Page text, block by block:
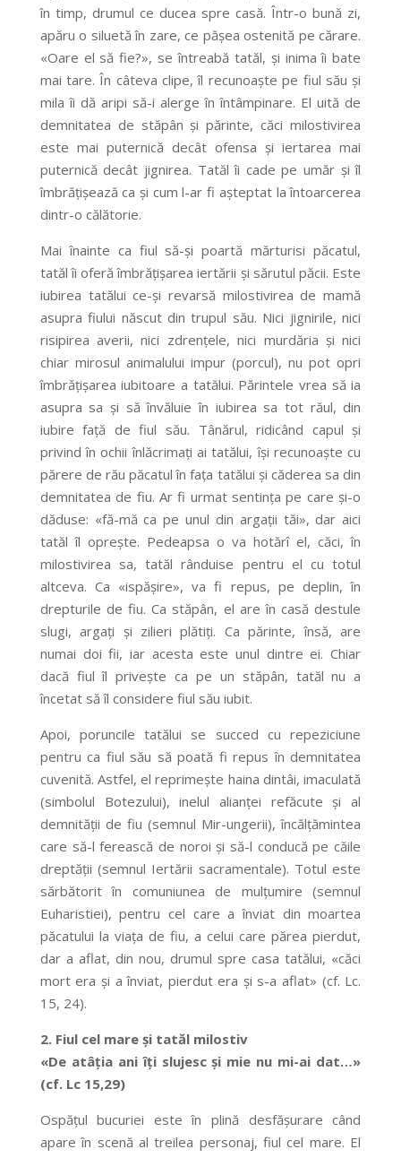
în timp, drumul ce ducea spre casă. Într-o bună zi,
apăru o siluetă în zare, ce pășea ostenită pe cărare.
«Oare el să fie?», se întreabă tatăl, și inima îi bate
mai tare. În câteva clipe, îl recunoaște pe fiul său și
mila îi dă aripi să-i alerge în întâmpinare. El uită de
demnitatea de stăpân și părinte, căci milostivirea
este mai puternică decât ofensa și iertarea mai
puternică decât jignirea. Tatăl îi cade pe umăr și îl
îmbrățișează ca și cum l-ar fi așteptat la întoarcerea
dintr-o călătorie.
Mai înainte ca fiul să-și poartă mărturisi păcatul,
tatăl îi oferă îmbrățișarea iertării și sărutul păcii. Este
iubirea tatălui ce-și revarsă milostivirea de mamă
asupra fiului născut din trupul său. Nici jignirile, nici
risipirea averii, nici zdrențele, nici murdăria și nici
chiar mirosul animalului impur (porcul), nu pot opri
îmbrățișarea iubitoare a tatălui. Părintele vrea să ia
asupra sa și să învăluie în iubirea sa tot răul, din
iubire față de fiul său. Tânărul, ridicând capul și
privind în ochii înlăcrimați ai tatălui, își recunoaște cu
părere de rău păcatul în fața tatălui și căderea sa din
demnitatea de fiu. Ar fi urmat sentința pe care și-o
dăduse: «fă-mă ca pe unul din argații tăi», dar aici
tatăl îl oprește. Pedeapsa o va hotărî el, căci, în
milostivirea sa, tatăl rânduise pentru el cu totul
altceva. Ca «ispășire», va fi repus, pe deplin, în
drepturile de fiu. Ca stăpân, el are în casă destule
slugi, argați și zilieri plătiți. Ca părinte, însă, are
numai doi fii, iar acesta este unul dintre ei. Chiar
dacă fiul îl privește ca pe un stăpân, tatăl nu a
încetat să îl considere fiul său iubit.
Apoi, poruncile tatălui se succed cu repeziciune
pentru ca fiul său să poată fi repus în demnitatea
cuvenită. Astfel, el reprimește haina dintâi, imaculată
(simbolul Botezului), inelul alianței refăcute și al
demnității de fiu (semnul Mir-ungerii), încălțămintea
care să-l ferească de noroi și să-l conducă pe căile
dreptății (semnul Iertării sacramentale). Totul este
sărbătorit în comuniunea de mulțumire (semnul
Euharistiei), pentru cel care a înviat din moartea
păcatului la viața de fiu, a celui care părea pierdut,
dar a aflat, din nou, drumul spre casa tatălui, «căci
mort era și a înviat, pierdut era și s-a aflat» (cf. Lc.
15, 24).
2. Fiul cel mare și tatăl milostiv
«De atâția ani îți slujesc și mie nu mi-ai dat…»
(cf. Lc 15,29)
Ospățul bucuriei este în plină desfășurare când
apare în scenă al treilea personaj, fiul cel mare. El